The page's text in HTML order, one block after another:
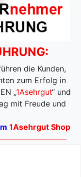
die Kunden,
zum Erfolg in
„1Asehrgut“ und
mit Freude und
1Asehrgut Shop